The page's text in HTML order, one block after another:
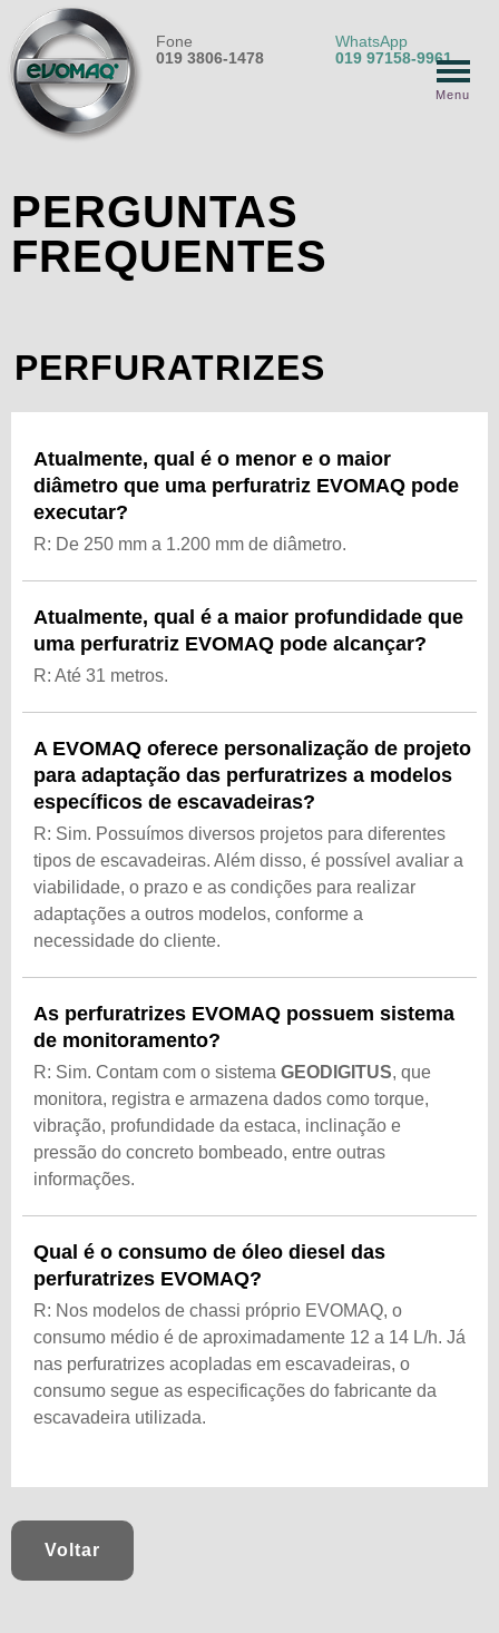
Fone
019 3806-1478
WhatsApp
019 97158-9961
Menu
PERGUNTAS
FREQUENTES
PERFURATRIZES
Atualmente, qual é o menor e o maior
diâmetro que uma perfuratriz EVOMAQ pode
executar?
R: De 250 mm a 1.200 mm de diâmetro.
Atualmente, qual é a maior profundidade que
uma perfuratriz EVOMAQ pode alcançar?
R: Até 31 metros.
A EVOMAQ oferece personalização de projeto
para adaptação das perfuratrizes a modelos
específicos de escavadeiras?
R: Sim. Possuímos diversos projetos para diferentes
tipos de escavadeiras. Além disso, é possível avaliar a
viabilidade, o prazo e as condições para realizar
adaptações a outros modelos, conforme a
necessidade do cliente.
As perfuratrizes EVOMAQ possuem sistema
de monitoramento?
R: Sim. Contam com o sistema GEODIGITUS, que
monitora, registra e armazena dados como torque,
vibração, profundidade da estaca, inclinação e
pressão do concreto bombeado, entre outras
informações.
Qual é o consumo de óleo diesel das
perfuratrizes EVOMAQ?
R: Nos modelos de chassi próprio EVOMAQ, o
consumo médio é de aproximadamente 12 a 14 L/h. Já
nas perfuratrizes acopladas em escavadeiras, o
consumo segue as especificações do fabricante da
escavadeira utilizada.
Voltar